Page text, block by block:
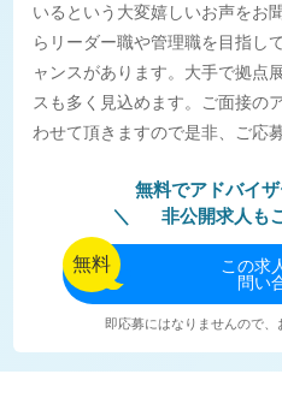
いるという大変嬉しいお声をお
らリーダー職や管理職を目指し
ャンスがあります。大手で拠点
スも多く見込めます。ご面接の
わせて頂きますので是非、ご応
無料でアドバイザ
非公開求人も
無料 この求
問い
即応募にはなりませんので